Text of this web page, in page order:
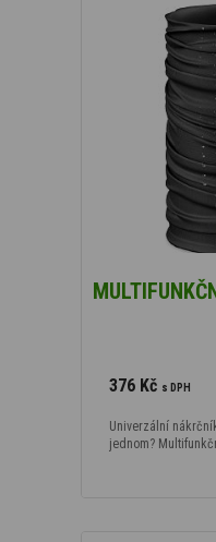
376 Kč s DPH
Univerzální
jednom?